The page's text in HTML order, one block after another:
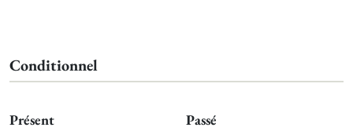
Conditionnel
Présent Passé